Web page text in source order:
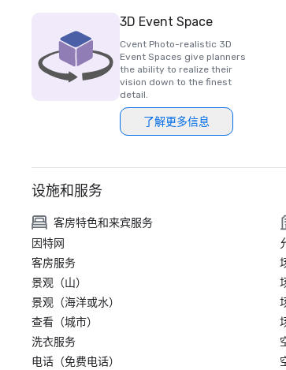
3D Event Space
Cvent Photo-realistic 3D
Event Spaces give planners
the ability to realize their
vision down to the finest
detail.
了解更多信息
设施和服务
客房特色和来宾服务
因特网
客房服务
景观（山）
景观（海洋或水）
查看（城市）
洗衣服务
电话（免费电话）